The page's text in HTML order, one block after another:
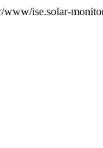
ise.solar-